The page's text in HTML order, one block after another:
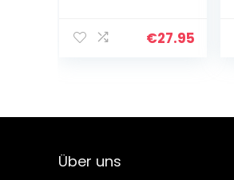
Mikrofonstativ
€27.95
Über uns